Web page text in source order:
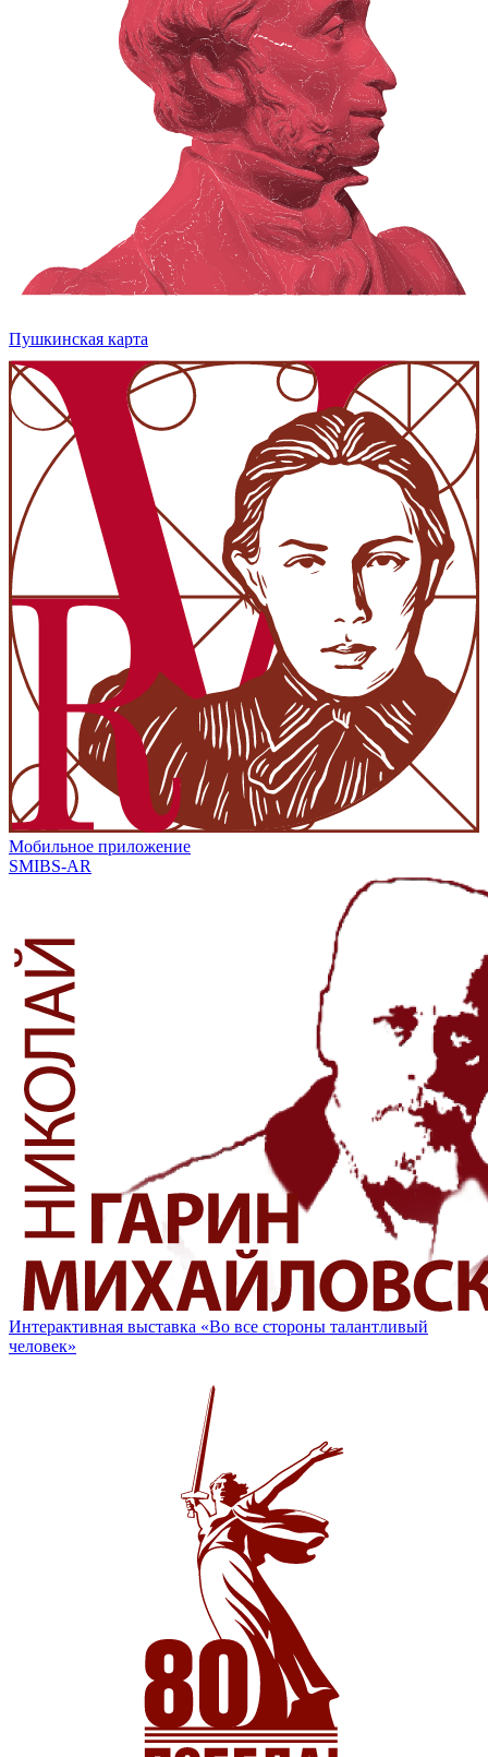
Пушкинская карта
Мобильное приложение
SMIBS-AR
Интерактивная выставка «Во все стороны талантливый
человек»